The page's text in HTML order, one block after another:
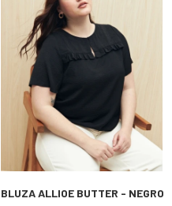
BLUZA ALLIOE BUTTER - NEGRO